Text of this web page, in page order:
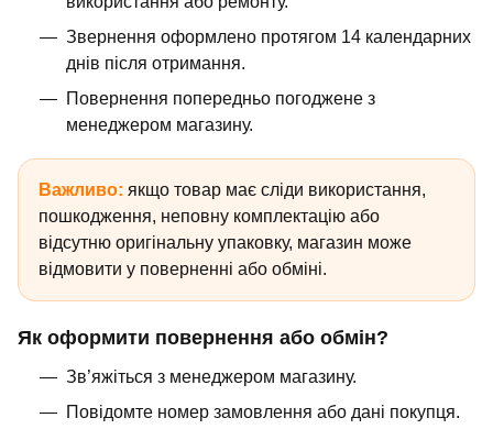
Звернення оформлено протягом 14 календарних
днів після отримання.
Повернення попередньо погоджене з
менеджером магазину.
Важливо: якщо товар має сліди використання,
пошкодження, неповну комплектацію або
відсутню оригінальну упаковку, магазин може
відмовити у поверненні або обміні.
Як оформити повернення або обмін?
Зв’яжіться з менеджером магазину.
Повідомте номер замовлення або дані покупця.